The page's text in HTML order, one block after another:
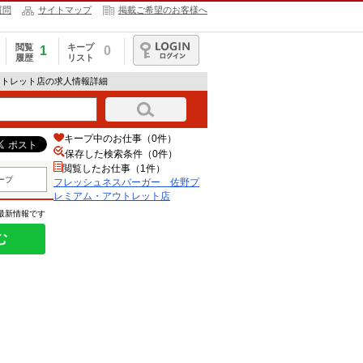
問 サイトマップ 掲載ご希望のお客様へ
閲覧
履歴
1
キープ
リスト
0
ログイン
レット店の求人情報詳細
プ
新情報です
キープ中のお仕事（0件）
保存した検索条件（0件）
閲覧したお仕事（1件）
フレッシュネスバーガー 佐野プ
レミアム・アウトレット店